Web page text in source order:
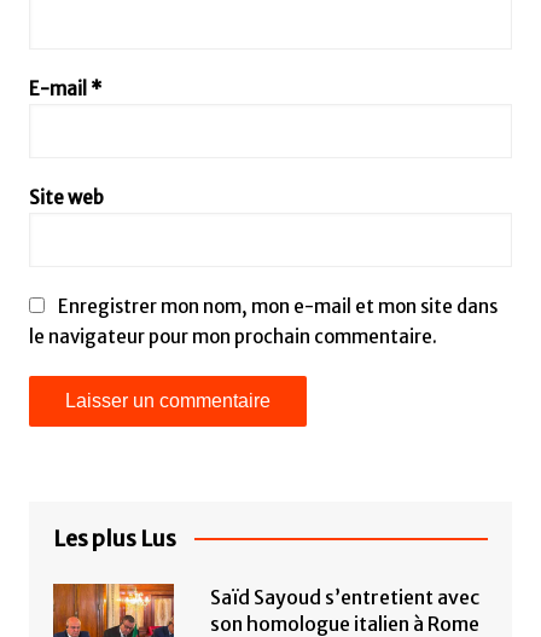
E-mail *
Site web
Enregistrer mon nom, mon e-mail et mon site dans
le navigateur pour mon prochain commentaire.
Les plus Lus
Saïd Sayoud s’entretient avec
son homologue italien à Rome